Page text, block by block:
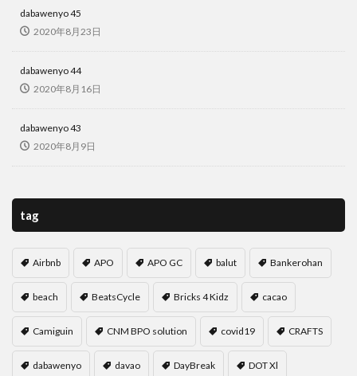
dabawenyo 45
2020年8月23日
dabawenyo 44
2020年8月16日
dabawenyo 43
2020年8月9日
tag
Airbnb APO APO GC balut Bankerohan
beach BeatsCycle Bricks 4 Kidz cacao
Camiguin CNM BPO solution covid19 CRAFTS
dabawenyo davao DayBreak DOT Xl